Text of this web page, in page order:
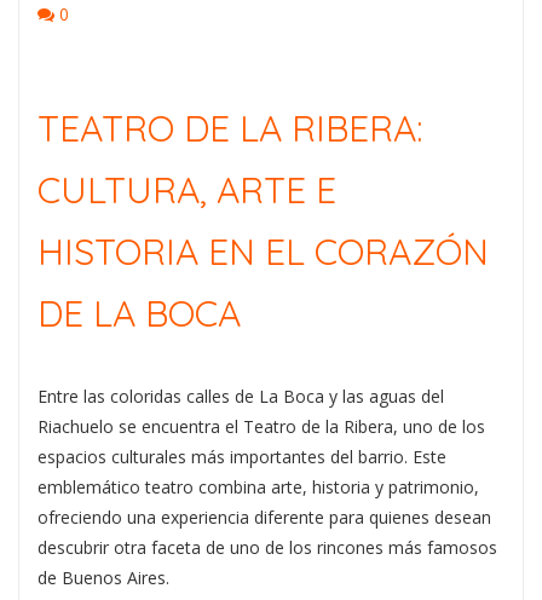
0
TEATRO DE LA RIBERA:
CULTURA, ARTE E
HISTORIA EN EL CORAZÓN
DE LA BOCA
Entre las coloridas calles de La Boca y las aguas del
Riachuelo se encuentra el Teatro de la Ribera, uno de los
espacios culturales más importantes del barrio. Este
emblemático teatro combina arte, historia y patrimonio,
ofreciendo una experiencia diferente para quienes desean
descubrir otra faceta de uno de los rincones más famosos
de Buenos Aires.